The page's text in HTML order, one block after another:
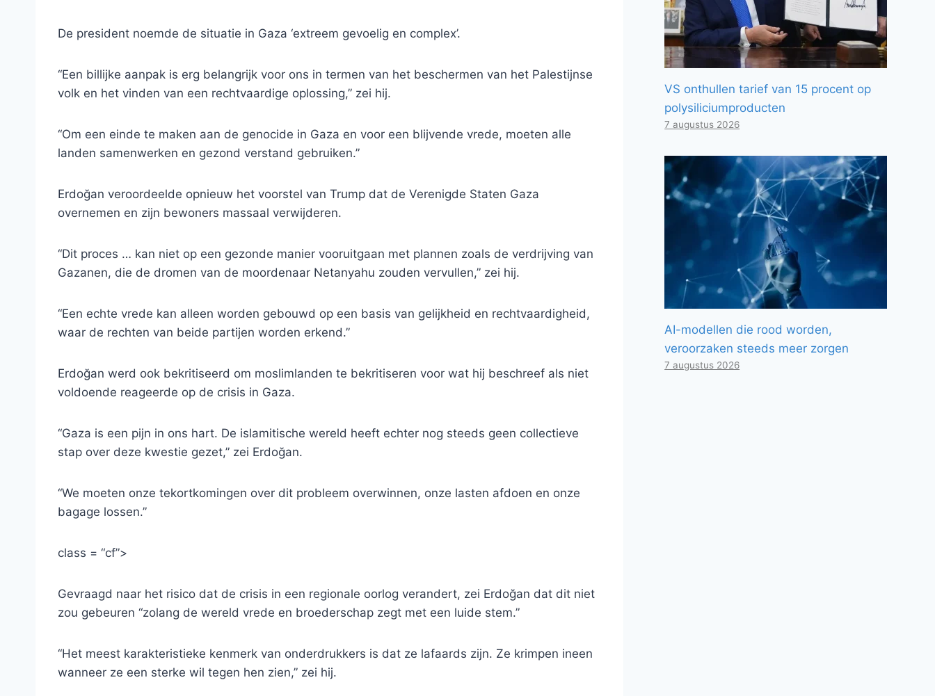
De president noemde de situatie in Gaza ‘extreem gevoelig en complex’.
“Een billijke aanpak is erg belangrijk voor ons in termen van het beschermen van het Palestijnse
volk en het vinden van een rechtvaardige oplossing,” zei hij.
“Om een ​​einde te maken aan de genocide in Gaza en voor een blijvende vrede, moeten alle
landen samenwerken en gezond verstand gebruiken.”
Erdoğan veroordeelde opnieuw het voorstel van Trump dat de Verenigde Staten Gaza
overnemen en zijn bewoners massaal verwijderen.
“Dit proces … kan niet op een gezonde manier vooruitgaan met plannen zoals de verdrijving van
Gazanen, die de dromen van de moordenaar Netanyahu zouden vervullen,” zei hij.
“Een echte vrede kan alleen worden gebouwd op een basis van gelijkheid en rechtvaardigheid,
waar de rechten van beide partijen worden erkend.”
Erdoğan werd ook bekritiseerd om moslimlanden te bekritiseren voor wat hij beschreef als niet
voldoende reageerde op de crisis in Gaza.
“Gaza is een pijn in ons hart. De islamitische wereld heeft echter nog steeds geen collectieve
stap over deze kwestie gezet,” zei Erdoğan.
“We moeten onze tekortkomingen over dit probleem overwinnen, onze lasten afdoen en onze
bagage lossen.”
class = “cf”>
Gevraagd naar het risico dat de crisis in een regionale oorlog verandert, zei Erdoğan dat dit niet
zou gebeuren “zolang de wereld vrede en broederschap zegt met een luide stem.”
“Het meest karakteristieke kenmerk van onderdrukkers is dat ze lafaards zijn. Ze krimpen ineen
wanneer ze een sterke wil tegen hen zien,” zei hij.
VS onthullen tarief van 15 procent op
polysiliciumproducten
7 augustus 2026
AI-modellen die rood worden,
veroorzaken steeds meer zorgen
7 augustus 2026